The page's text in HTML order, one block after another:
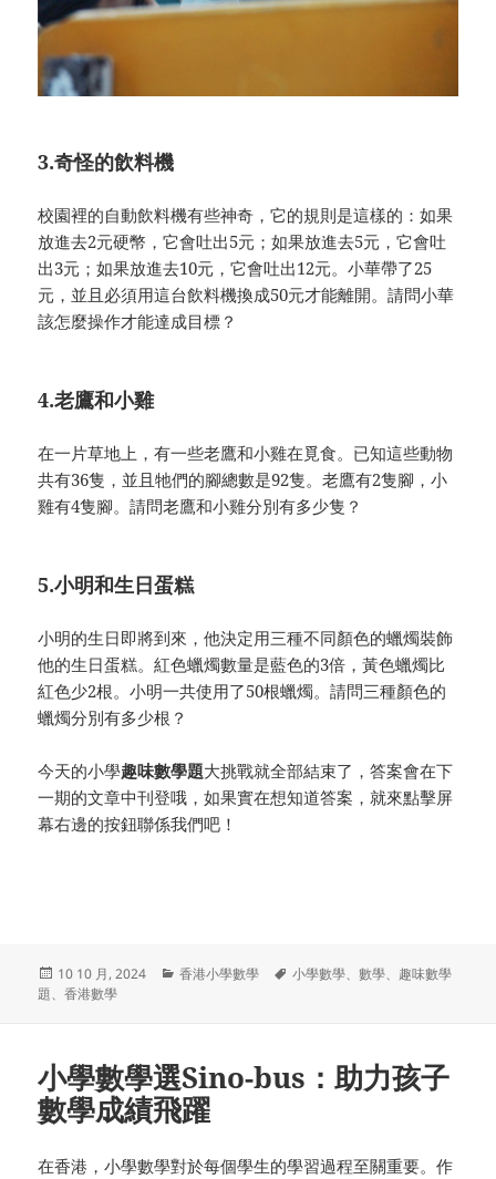
3.奇怪的飲料機
校園裡的自動飲料機有些神奇，它的規則是這樣的：如果
放進去2元硬幣，它會吐出5元；如果放進去5元，它會吐
出3元；如果放進去10元，它會吐出12元。小華帶了25
元，並且必須用這台飲料機換成50元才能離開。請問小華
該怎麼操作才能達成目標？
4.老鷹和小雞
在一片草地上，有一些老鷹和小雞在覓食。已知這些動物
共有36隻，並且牠們的腳總數是92隻。老鷹有2隻腳，小
雞有4隻腳。請問老鷹和小雞分別有多少隻？
5.小明和生日蛋糕
小明的生日即將到來，他決定用三種不同顏色的蠟燭裝飾
他的生日蛋糕。紅色蠟燭數量是藍色的3倍，黃色蠟燭比
紅色少2根。小明一共使用了50根蠟燭。請問三種顏色的
蠟燭分別有多少根？
今天的小學趣味數學題大挑戰就全部結束了，答案會在下
一期的文章中刊登哦，如果實在想知道答案，就來點擊屏
幕右邊的按鈕聯係我們吧！
发
布
10 10 月, 2024
分
香港小學數學
标
小學數學、數學、 趣味數學
題、香港數學
小學數學選Sino-bus：助力孩子
數學成績飛躍
在香港，小學數學對於每個學生的學習過程至關重要。作